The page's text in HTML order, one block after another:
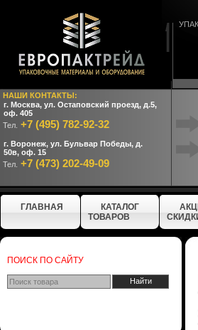
НАШИ КОНТАКТЫ:
г. Москва, ул. Остаповский проезд, д.5,
оф. 405
Тел. +7 (495) 782-92-32
г. Воронеж, ул. Бульвар Победы, д.
50в, оф. 15
Тел. +7 (473) 202-49-09
ГЛАВНАЯ
КАТАЛОГ
ТОВАРОВ
ПОИСК ПО САЙТУ